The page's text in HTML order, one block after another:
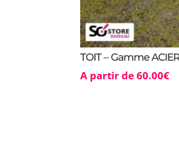
TOIT – Gamme
A partir de60.00€